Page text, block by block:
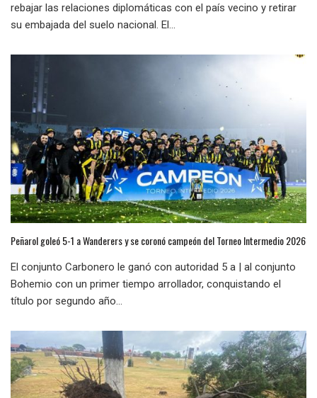
rebajar las relaciones diplomáticas con el país vecino y retirar
su embajada del suelo nacional. El...
Peñarol goleó 5-1 a Wanderers y se coronó campeón del Torneo Intermedio 2026
El conjunto Carbonero le ganó con autoridad 5 a | al conjunto
Bohemio con un primer tiempo arrollador, conquistando el
título por segundo año...